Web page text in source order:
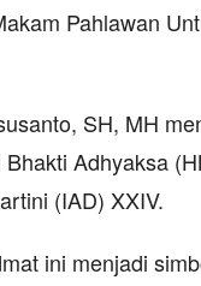
Pahlawan
SH, MH
Adhyaksa
(IAD) XXIV.
ini menjadi